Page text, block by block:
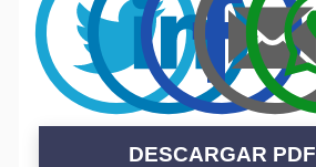
DESCARGAR PDF